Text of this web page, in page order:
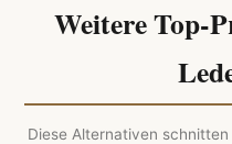
Weitere Top-
Diese Alternativen